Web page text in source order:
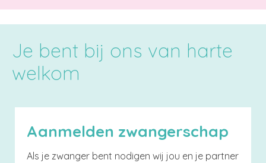
Je bent bij ons van harte
welkom
Aanmelden zwangerschap
Als je zwanger bent nodigen wij jou en je partner